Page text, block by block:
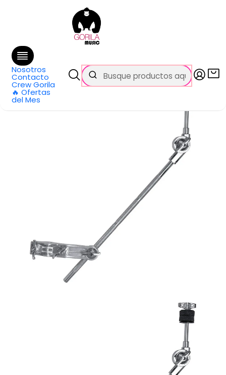
Nosotros
Contacto
Crew Gorila
🔥 Ofertas
del Mes
GRATIS
en Santiago y $99.990 en Regiones
Categorías Baterías y Percusión
Atriles y Piezas